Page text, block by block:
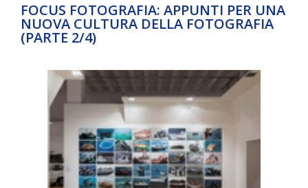
FOCUS FOTOGRAFIA: APPUNTI PER UNA
NUOVA CULTURA DELLA FOTOGRAFIA
(PARTE 2/4)